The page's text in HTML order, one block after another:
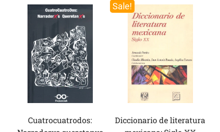
Cuatrocuatrodos:
Sale!
Diccionario de literatura